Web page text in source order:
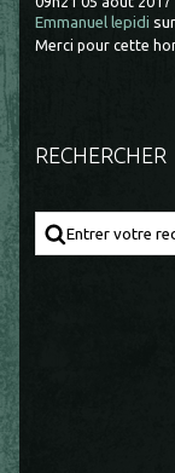
Emmanuel lepidi
Merci pour cette
RECHERCHER